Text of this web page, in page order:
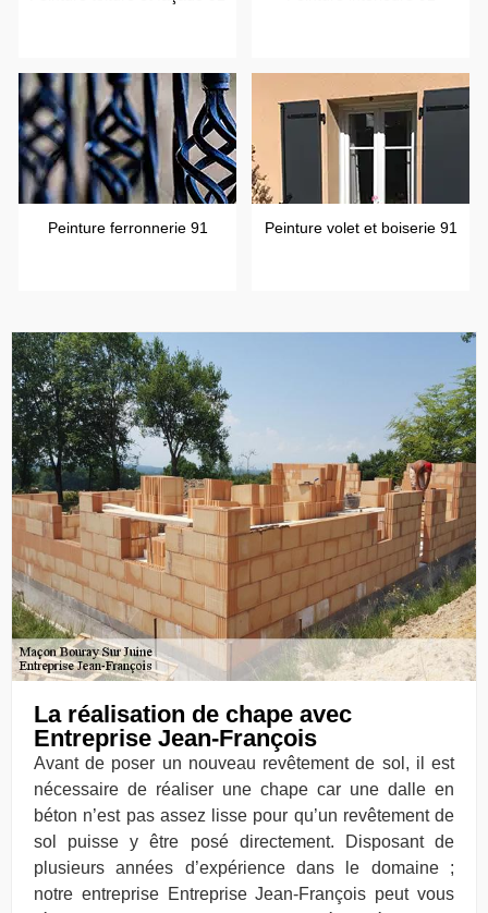
Peinture ferronnerie 91 Peinture volet et boiserie 91
La réalisation de chape avec
Entreprise Jean-François
Avant de poser un nouveau revêtement de sol, il est
nécessaire de réaliser une chape car une dalle en
béton n’est pas assez lisse pour qu’un revêtement de
sol puisse y être posé directement. Disposant de
plusieurs années d’expérience dans le domaine ;
notre entreprise Entreprise Jean-François peut vous